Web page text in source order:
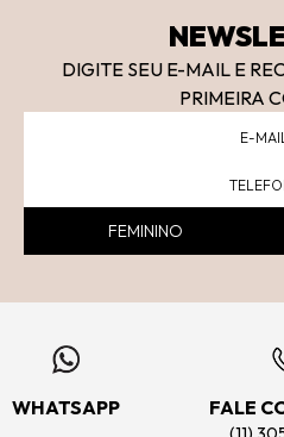
DIGITE SEU E-MAIL E
PRIMEIRA
FEMININO
WHATSAPP FALE